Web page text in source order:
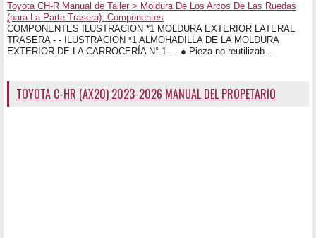
Toyota CH-R Manual de Taller > Moldura De Los Arcos De Las Ruedas
(para La Parte Trasera): Componentes
COMPONENTES ILUSTRACIÓN *1 MOLDURA EXTERIOR LATERAL
TRASERA - - ILUSTRACIÓN *1 ALMOHADILLA DE LA MOLDURA
EXTERIOR DE LA CARROCERÍA N° 1 - - ● Pieza no reutilizab ...
TOYOTA C-HR (AX20) 2023-2026 MANUAL DEL PROPETARIO